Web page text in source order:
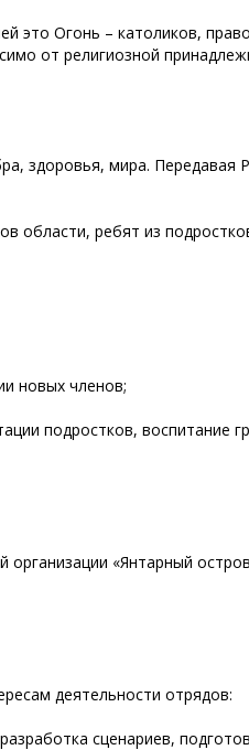
это Огонь – католиков,
от религиозной
мира. Передавая
области, ребят из
новых членов;
подростков, воспитание
«Янтарный
деятельности отрядов:
сценариев,